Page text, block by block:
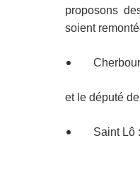
proposons
soient
et le député de
Saint Lô